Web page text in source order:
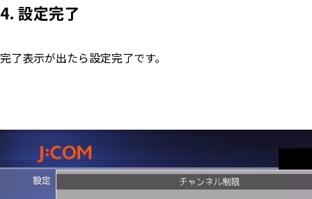
4. 設定完了
完了表示が出たら設定完了です。